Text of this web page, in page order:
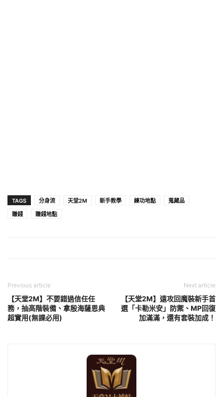
TAGS 分身流 天堂2M 新手教學 練功地點
蒐藏品
賺錢
賺錢地點
Previous article
【天堂2M】不要錯過信任任
務，抽高階裝備、拿殷海薩恩典
超實用(無課必用)
Next article
【天堂2M】遠攻回魔裝新手首
選「卡勒米安」防禦、MP回復
加滿滿，還有套裝加成！